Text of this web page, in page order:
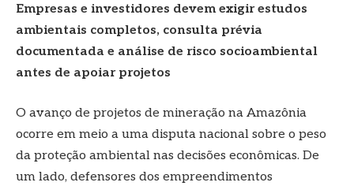
Empresas e investidores devem exigir estudos
ambientais completos, consulta prévia
documentada e análise de risco socioambiental
antes de apoiar projetos
O avanço de projetos de mineração na Amazônia
ocorre em meio a uma disputa nacional sobre o peso
da proteção ambiental nas decisões econômicas. De
um lado, defensores dos empreendimentos